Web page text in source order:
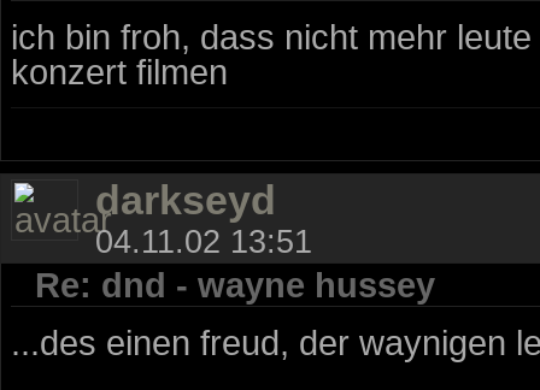
ich bin froh, dass nicht mehr
konzert filmen
darkseyd
04.11.02 13:51
Re: dnd - wayne hussey
...des einen freud, der waynigen